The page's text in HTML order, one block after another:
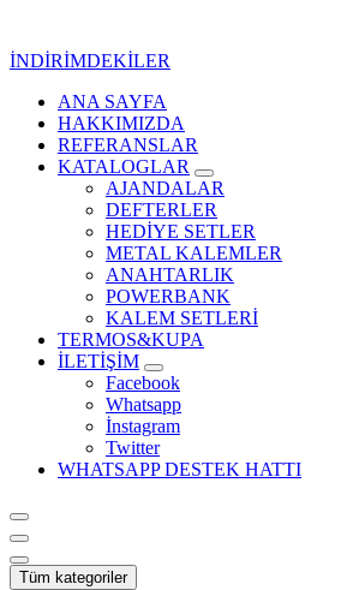
İNDİRİMDEKİLER
Kurumsal Promosyon-Hediyelik
ANA SAYFA
HAKKIMIZDA
REFERANSLAR
KATALOGLAR
AJANDALAR
DEFTERLER
HEDİYE SETLER
METAL KALEMLER
ANAHTARLIK
POWERBANK
KALEM SETLERİ
TERMOS&KUPA
İLETİŞİM
Facebook
Whatsapp
İnstagram
Twitter
WHATSAPP DESTEK HATTI
Tüm kategoriler